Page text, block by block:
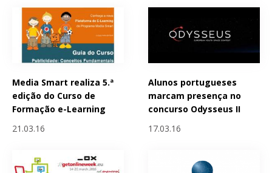
Media Smart realiza 5.ª
edição do Curso de
Formação e-Learning
21.03.16
Alunos portugueses
marcam presença no
concurso Odysseus II
17.03.16
Páginas